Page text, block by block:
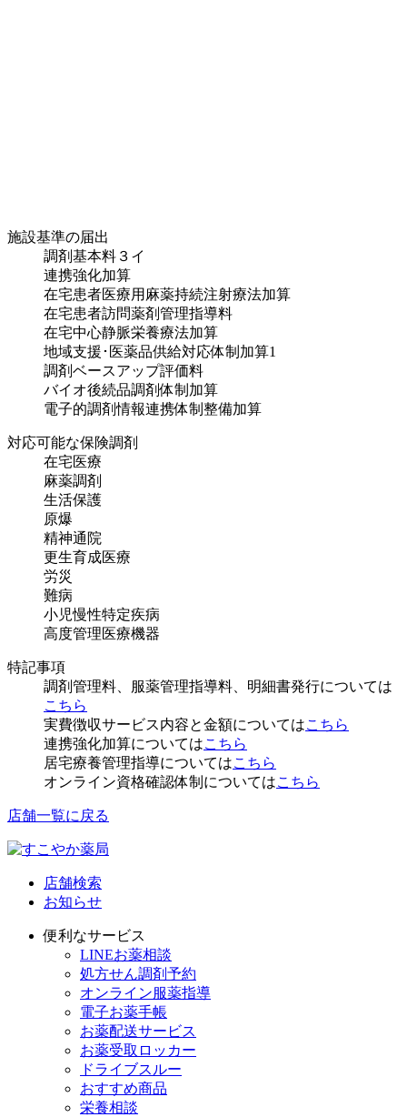
施設基準の届出
調剤基本料３イ
連携強化加算
在宅患者医療用麻薬持続注射療法加算
在宅患者訪問薬剤管理指導料
在宅中心静脈栄養療法加算
地域支援･医薬品供給対応体制加算1
調剤ベースアップ評価料
バイオ後続品調剤体制加算
電子的調剤情報連携体制整備加算
対応可能な保険調剤
在宅医療
麻薬調剤
生活保護
原爆
精神通院
更生育成医療
労災
難病
小児慢性特定疾病
高度管理医療機器
特記事項
調剤管理料、服薬管理指導料、明細書発行については
こちら
実費徴収サービス内容と金額についてはこちら
連携強化加算についてはこちら
居宅療養管理指導についてはこちら
オンライン資格確認体制についてはこちら
店舗一覧に戻る
店舗検索
お知らせ
便利なサービス
LINEお薬相談
処方せん調剤予約
オンライン服薬指導
電子お薬手帳
お薬配送サービス
お薬受取ロッカー
ドライブスルー
おすすめ商品
栄養相談